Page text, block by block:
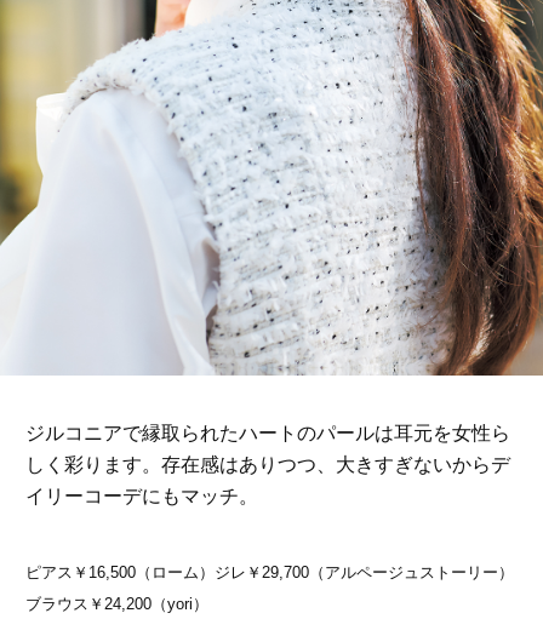
ジルコニアで縁取られたハートのパールは耳元を女性ら
しく彩ります。存在感はありつつ、大きすぎないからデ
イリーコーデにもマッチ。
ピアス￥16,500（ローム）ジレ￥29,700（アルページュストーリー）
ブラウス￥24,200（yori）